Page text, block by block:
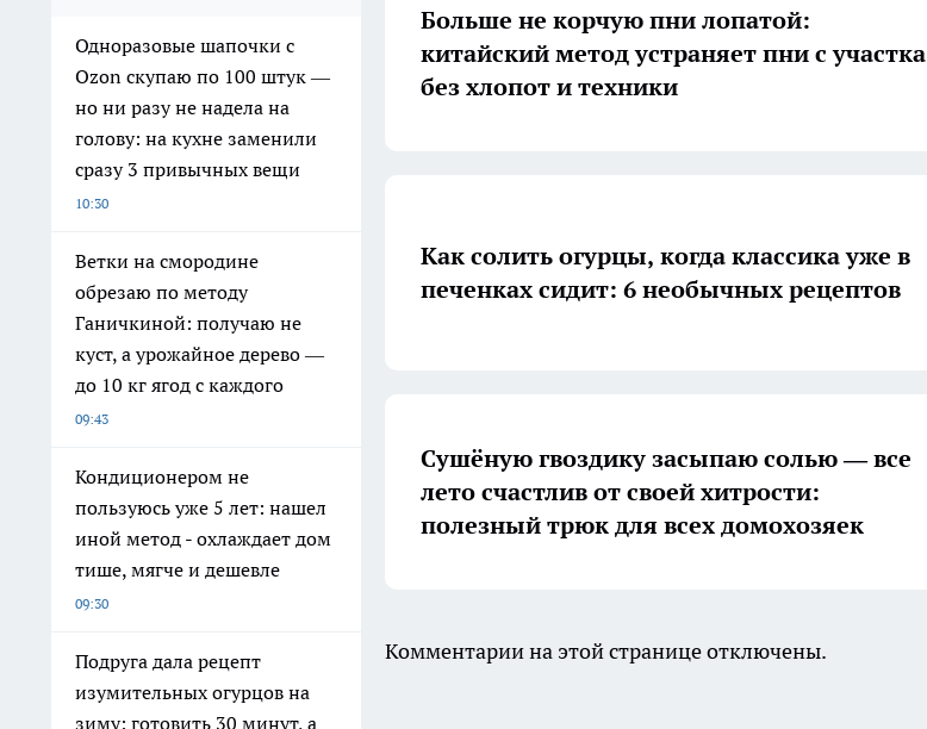
Одноразовые шапочки с
Ozon скупаю по 100 штук —
но ни разу не надела на
голову: на кухне заменили
сразу 3 привычных вещи
10:30
Ветки на смородине
обрезаю по методу
Ганичкиной: получаю не
куст, а урожайное дерево —
до 10 кг ягод с каждого
09:43
Кондиционером не
пользуюсь уже 5 лет: нашел
иной метод - охлаждает дом
тише, мягче и дешевле
09:30
Подруга дала рецепт
изумительных огурцов на
зиму: готовить 30 минут, а
Больше не корчую пни лопатой:
китайский метод устраняет пни с участка
без хлопот и техники
Как солить огурцы, когда классика уже в
печенках сидит: 6 необычных рецептов
Сушёную гвоздику засыпаю солью — все
лето счастлив от своей хитрости:
полезный трюк для всех домохозяек
Комментарии на этой странице отключены.